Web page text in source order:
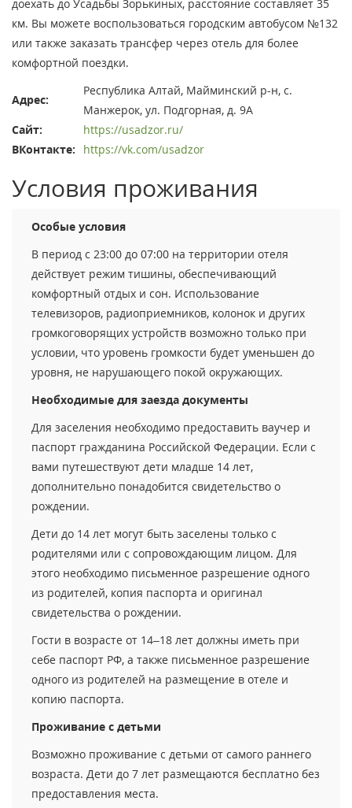
доехать до Усадьбы Зорькиных, расстояние составляет 35
км. Вы можете воспользоваться городским автобусом №132
или также заказать трансфер через отель для более
комфортной поездки.
Адрес:
Республика Алтай, Майминский р-н, с.
Манжерок, ул. Подгорная, д. 9А
Сайт:
https://usadzor.ru/
ВКонтакте:
https://vk.com/usadzor
Условия проживания
Особые условия
В период с 23:00 до 07:00 на территории отеля
действует режим тишины, обеспечивающий
комфортный отдых и сон. Использование
телевизоров, радиоприемников, колонок и других
громкоговорящих устройств возможно только при
условии, что уровень громкости будет уменьшен до
уровня, не нарушающего покой окружающих.
Необходимые для заезда документы
Для заселения необходимо предоставить ваучер и
паспорт гражданина Российской Федерации. Если с
вами путешествуют дети младше 14 лет,
дополнительно понадобится свидетельство о
рождении.
Дети до 14 лет могут быть заселены только с
родителями или с сопровождающим лицом. Для
этого необходимо письменное разрешение одного
из родителей, копия паспорта и оригинал
свидетельства о рождении.
Гости в возрасте от 14–18 лет должны иметь при
себе паспорт РФ, а также письменное разрешение
одного из родителей на размещение в отеле и
копию паспорта.
Проживание с детьми
Возможно проживание с детьми от самого раннего
возраста. Дети до 7 лет размещаются бесплатно без
предоставления места.